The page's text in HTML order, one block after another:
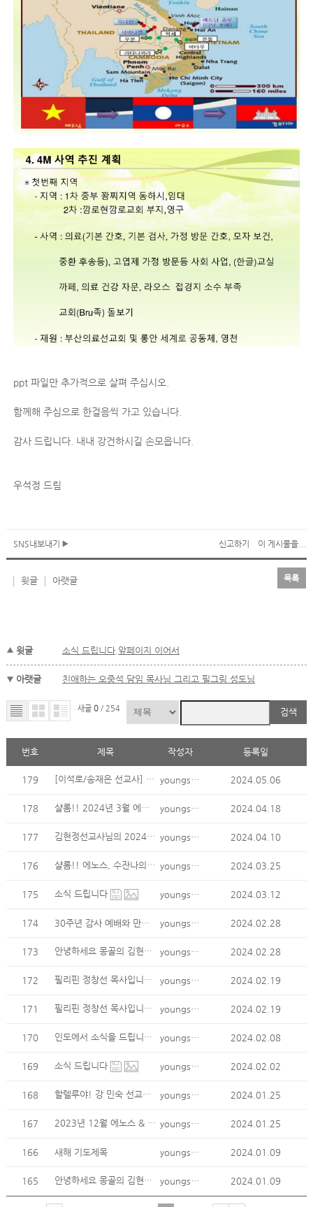
ppt 파일만 추가적으로 살펴 주십시오.
함께해 주심으로 한걸음씩 가고 있습니다.
감사 드립니다. 내내 강건하시길 손모읍니다.
우석정 드림
SNS내보내기 신고하기 이 게시물을...
윗글 아랫글 목록
윗글 소식 드립니다.앞페이지 이어서
아랫글 친애하는 오중석 담임 목사님 그리고 필그림 성도님
새글 0/ 254 검색
번호 제목 작성자 등록일
179 [이석로/송재은 선교사] 선교소식 (2024년 4월) youngsoo kim 2024.05.06
178 샬롬!! 2024년 3월 에노스 & 수잔나의 지부티 소식입니.. youngsoo kim 2024.04.18
177 김현정선교사님의 2024년 4월 기도편지를 보내드립니다. youngsoo kim 2024.04.10
176 샬롬!! 에노스, 수잔나의 2024년 1,2월 지부티 소식입니다. youngsoo kim 2024.03.25
175 소식 드립니다 youngsoo kim 2024.03.12
174 30주년 감사 예배와 만찬에 초청합니다 youngsoo kim 2024.02.28
173 안녕하세요 몽골의 김현정선교사님 2024년 2월 기도편지를 .. youngsoo kim 2024.02.28
172 필리핀 정창선 목사입니다 앞페이지 이어서 youngsoo kim 2024.02.19
171 필리핀 정창선 목사입니다 youngsoo kim 2024.02.19
170 인도에서 소식을 드립니다. youngsoo kim 2024.02.08
169 소식 드립니다 youngsoo kim 2024.02.02
168 할렐루야! 강 민숙 선교사입니다. youngsoo kim 2024.01.25
167 2023년 12월 에노스 & 수잔나의 지부티 소식입니다. youngsoo kim 2024.01.25
166 새해 기도제목 youngsoo kim 2024.01.09
165 안녕하세요 몽골의 김현정선교사님 2023년 12월 기도편지를.. youngsoo kim 2024.01.09